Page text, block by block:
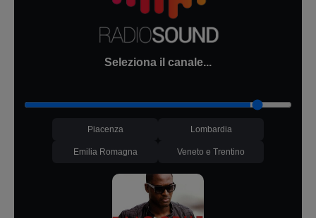
Seleziona il canale...
Piacenza Lombardia
Emilia Romagna Veneto e Trentino